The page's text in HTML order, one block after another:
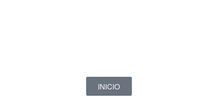
INICIO